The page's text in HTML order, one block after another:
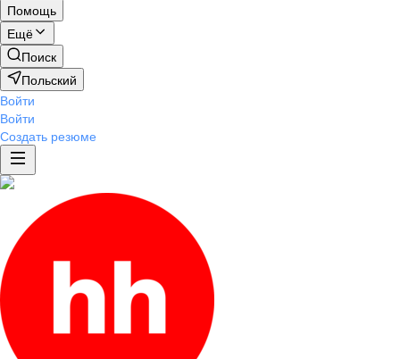
Помощь
Ещё
Поиск
Польский
Войти
Войти
Создать резюме